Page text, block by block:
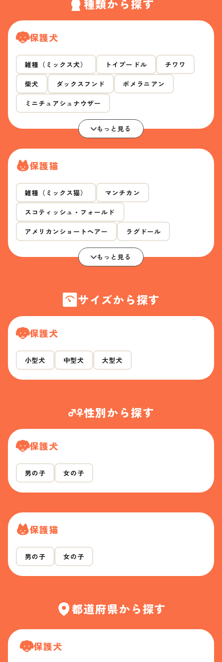
種類から探す
保護犬
雑種（ミックス犬） トイプードル チワワ
柴犬 ダックスフンド ポメラニアン
ミニチュアシュナウザー
もっと見る
保護猫
雑種（ミックス猫） マンチカン
スコティッシュ・フォールド
アメリカンショートヘアー ラグドール
もっと見る
サイズから探す
保護犬
小型犬 中型犬 大型犬
性別から探す
保護犬
男の子 女の子
保護猫
男の子 女の子
都道府県から探す
保護犬